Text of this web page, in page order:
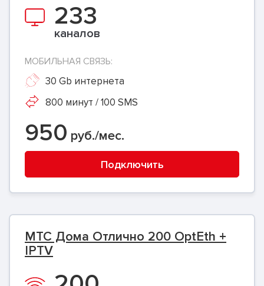
233
каналов
МОБИЛЬНАЯ СВЯЗЬ:
30 Gb интернета
800 минут / 100 SMS
950 руб./мес.
Подключить
МТС Дома Отлично 200 OptEth +
IPTV